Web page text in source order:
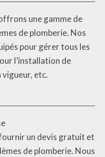
une gamme de
de plomberie. Nos
pour gérer tous les
l’installation de
etc.
un devis gratuit et
de plomberie. Nous